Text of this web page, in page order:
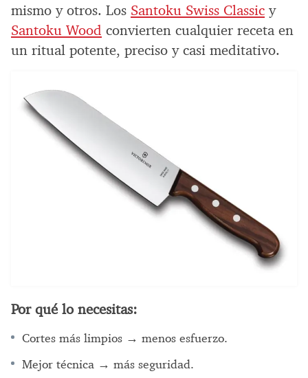
mismo y otros. Los Santoku Swiss Classic y
Santoku Wood convierten cualquier receta en
un ritual potente, preciso y casi meditativo.
Por qué lo necesitas:
Cortes más limpios → menos esfuerzo.
Mejor técnica → más seguridad.